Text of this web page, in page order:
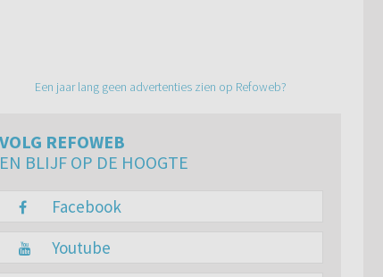
Een jaar lang geen advertenties zien op Refoweb?
VOLG REFOWEB
EN BLIJF OP DE HOOGTE
Facebook
Youtube